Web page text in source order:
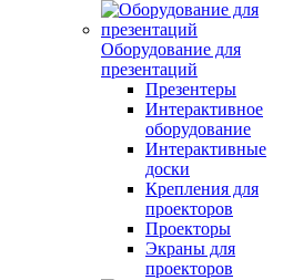
Оборудование для
презентаций
Презентеры
Интерактивное
оборудование
Интерактивные
доски
Крепления для
проекторов
Проекторы
Экраны для
проекторов